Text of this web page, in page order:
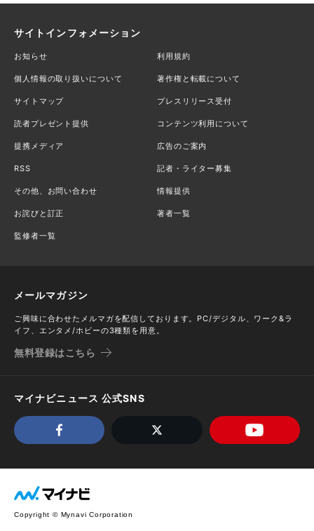
サイトインフォメーション
お知らせ 利用規約
個人情報の取り扱いについて 著作権と転載について
サイトマップ プレスリリース受付
読者プレゼント提供 コンテンツ利用について
提携メディア 広告のご案内
RSS 記者・ライター募集
その他、お問い合わせ 情報提供
お詫びと訂正 著者一覧
監修者一覧
メールマガジン
ご興味に合わせたメルマガを配信しております。PC/デジタル、ワーク&ラ
イフ、エンタメ/ホビーの3種類を用意。
無料登録はこちら
マイナビニュース 公式SNS
Copyright © Mynavi Corporation